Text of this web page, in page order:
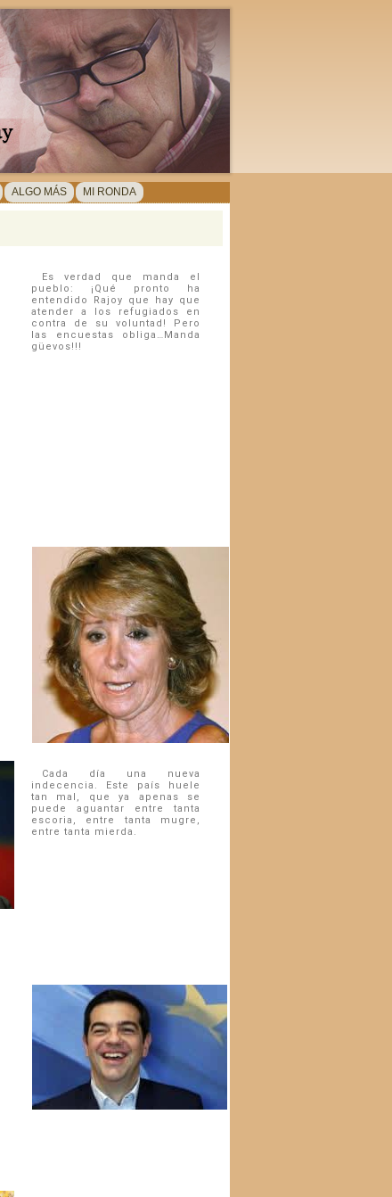
ALGO MÁS MI RONDA
Es verdad que manda el
pueblo: ¡Qué pronto ha
entendido Rajoy que hay que
atender a los refugiados en
contra de su voluntad! Pero
las encuestas obliga…Manda
güevos!!!
Cada día una nueva
indecencia. Este país huele
tan mal, que ya apenas se
puede aguantar entre tanta
escoria, entre tanta mugre,
entre tanta mierda.